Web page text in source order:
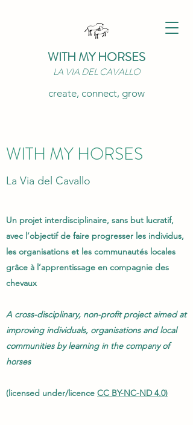
WITH MY HORSES
LA VIA DEL CAVALLO
create, connect, grow
WITH MY HORSES
La Via del Cavallo
Un projet interdisciplinaire, sans but lucratif,
avec l’objectif de faire progresser les individus,
les organisations et les communautés locales
grâce à l’apprentissage en compagnie des
chevaux
A cross-disciplinary, non-profit project aimed at
improving individuals, organisations and local
communities by learning in the company of
horses
(licensed under/licence CC BY-NC-ND 4.0)